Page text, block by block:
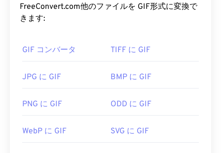
しのアニメーションをサポートしています。GIFの
最も一般的な用途は、広告、ソーシャルメディアに
ばいいですか?
ほぼすべてのウェブブラウザがGIFをサポートして
いるため、PNGなどの他の画像形式に比べて明確な
のAppleのモバイルデバイスでも開くことができる
FreeConvert.com他のファイルを GIF形式に変換で
きます:
GIF コンバータ TIFF に GIF
JPG に GIF BMP に GIF
PNG に GIF ODD に GIF
WebP に GIF SVG に GIF